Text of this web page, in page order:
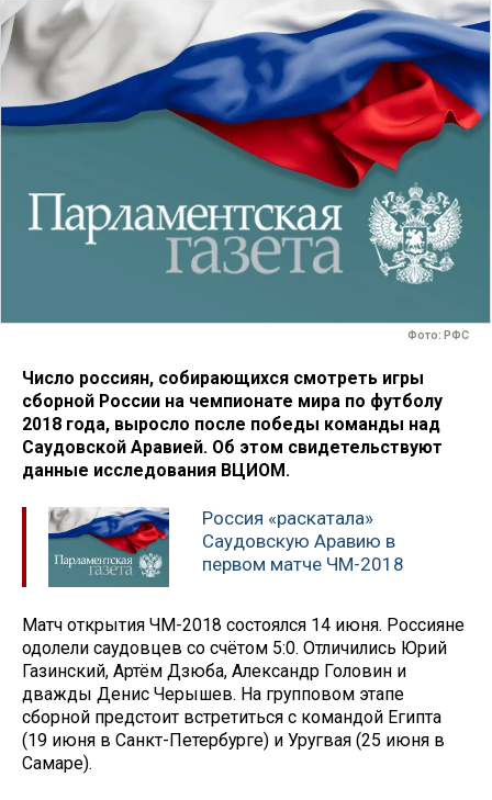
Фото: РФС
Число россиян, собирающихся смотреть игры
сборной России на чемпионате мира по футболу
2018 года, выросло после победы команды над
Саудовской Аравией. Об этом свидетельствуют
данные исследования ВЦИОМ.
Россия «раскатала»
Саудовскую Аравию в
первом матче ЧМ-2018
Матч открытия ЧМ-2018 состоялся 14 июня. Россияне
одолели саудовцев со счётом 5:0. Отличились Юрий
Газинский, Артём Дзюба, Александр Головин и
дважды Денис Черышев. На групповом этапе
сборной предстоит встретиться с командой Египта
(19 июня в Санкт-Петербурге) и Уругвая (25 июня в
Самаре).